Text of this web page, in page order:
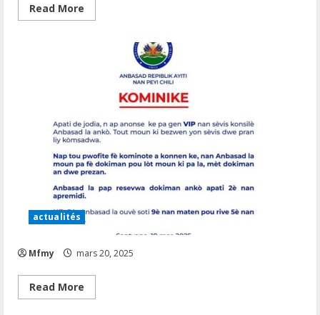
Read More
more
actualités
Mfmy mars 20, 2025
Read More
more